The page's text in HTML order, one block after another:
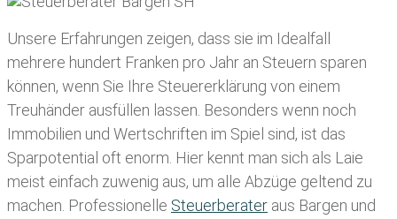
Unsere Erfahrungen zeigen, dass sie im Idealfall
mehrere hundert Franken pro Jahr an Steuern sparen
können, wenn Sie Ihre Steuererklärung von einem
Treuhänder ausfüllen lassen . Besonders wenn noch
Immobilien und Wertschriften im Spiel sind, ist das
Sparpotential oft enorm. Hier kennt man sich als Laie
meist einfach zuwenig aus, um alle Abzüge geltend zu
machen. Professionelle Steuerberater aus Bargen und